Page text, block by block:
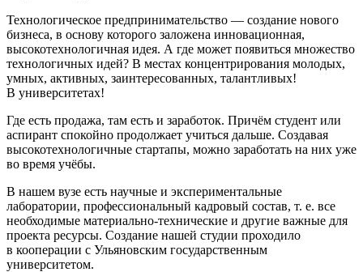
Технологическое предпринимательство — создание нового
бизнеса, в основу которого заложена инновационная,
высокотехнологичная идея. А где может появиться множество
технологичных идей? В местах концентрирования молодых,
умных, активных, заинтересованных, талантливых!
В университетах!
Где есть продажа, там есть и заработок. Причём студент или
аспирант спокойно продолжает учиться дальше. Создавая
высокотехнологичные стартапы, можно заработать на них уже
во время учёбы.
В нашем вузе есть научные и экспериментальные
лаборатории, профессиональный кадровый состав, т. е. все
необходимые материально-технические и другие важные для
проекта ресурсы. Создание нашей студии проходило
в кооперации с Ульяновским государственным
университетом.